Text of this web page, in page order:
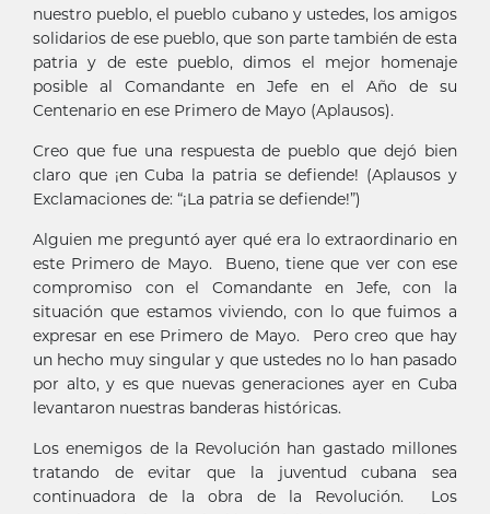
nuestro pueblo, el pueblo cubano y ustedes, los amigos
solidarios de ese pueblo, que son parte también de esta
patria y de este pueblo, dimos el mejor homenaje
posible al Comandante en Jefe en el Año de su
Centenario en ese Primero de Mayo (Aplausos).
Creo que fue una respuesta de pueblo que dejó bien
claro que ¡en Cuba la patria se defiende! (Aplausos y
Exclamaciones de: “¡La patria se defiende!”)
Alguien me preguntó ayer qué era lo extraordinario en
este Primero de Mayo. Bueno, tiene que ver con ese
compromiso con el Comandante en Jefe, con la
situación que estamos viviendo, con lo que fuimos a
expresar en ese Primero de Mayo. Pero creo que hay
un hecho muy singular y que ustedes no lo han pasado
por alto, y es que nuevas generaciones ayer en Cuba
levantaron nuestras banderas históricas.
Los enemigos de la Revolución han gastado millones
tratando de evitar que la juventud cubana sea
continuadora de la obra de la Revolución. Los